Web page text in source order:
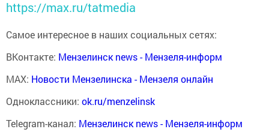
https://max.ru/tatmedia
Самое интересное в наших социальных сетях:
ВКонтакте: Мензелинск news - Мензеля-информ
MAX: Новости Мензелинска - Мензеля онлайн
Одноклассники: ok.ru/menzelinsk
Telegram-канал: Мензелинск news - Мензеля-информ